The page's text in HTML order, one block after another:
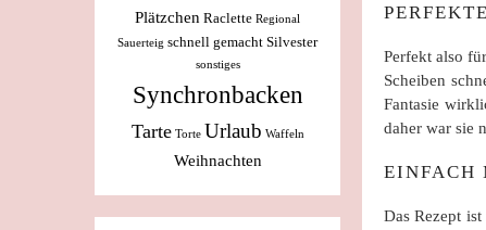
Perfekt also
Scheiben
Fantasie
daher war sie
EINFACH
Das Rezept
Plätzchen Raclette Regional
Sauerteig schnell gemacht Silvester
sonstiges
Synchronbacken
Tarte Torte Urlaub Waffeln
Weihnachten